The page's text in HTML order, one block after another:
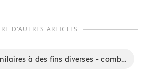
D'AUTRES ARTICLES
Des outils similaires à des fins diverses - combien d'applications de prise de notes pouvez-vous avoir?